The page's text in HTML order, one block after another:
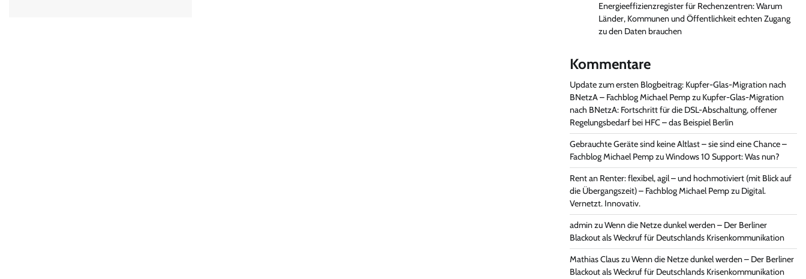
Energieeffizienzregister für Rechenzentren: Warum
Länder, Kommunen und Öffentlichkeit echten Zugang
zu den Daten brauchen
Kommentare
Update zum ersten Blogbeitrag: Kupfer-Glas-Migration nach
BNetzA – Fachblog Michael Pempzu Kupfer-Glas-Migration
nach BNetzA: Fortschritt für die DSL-Abschaltung, offener
Regelungsbedarf bei HFC – das Beispiel Berlin
Gebrauchte Geräte sind keine Altlast – sie sind eine Chance –
Fachblog Michael PempzuWindows 10 Support: Was nun?
Rent an Renter: flexibel, agil – und hochmotiviert (mit Blick auf
die Übergangszeit) – Fachblog Michael Pempzu Digital.
Vernetzt. Innovativ.
adminzuWenn die Netze dunkel werden – Der Berliner
Blackout als Weckruf für Deutschlands Krisenkommunikation
Mathias ClauszuWenn die Netze dunkel werden – Der Berliner
Blackout als Weckruf für Deutschlands Krisenkommunikation